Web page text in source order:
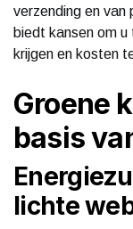
verzending en
biedt kansen om
krijgen en kosten
Groene
basis
lichte